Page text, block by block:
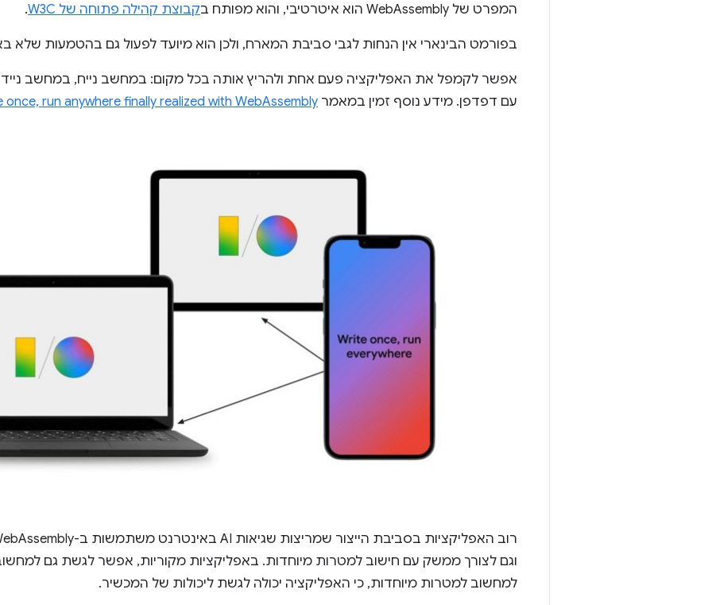
המפרט של WebAssembly הוא איטרטיבי, והוא מפותח ב קבוצת קהילה פתוחה של W3C .
בפורמט הבינארי אין הנחות לגבי סביבת המארח, ולכן הוא מיועד לפעול גם בהטמעות שלא
אפשר לקמפל את האפליקציה פעם אחת ולהריץ אותה בכל מקום: במחשב נייח, במחשב
עם דפדפן. מידע נוסף זמין במאמר once, run anywhere finally realized with WebAssembly
וגם לצורך ממשק עם חישוב למטרות מיוחדות. באפליקציות מקוריות, אפשר לגשת גם
למחשוב למטרות מיוחדות, כי האפליקציה יכולה לגשת ליכולות של המכשיר.